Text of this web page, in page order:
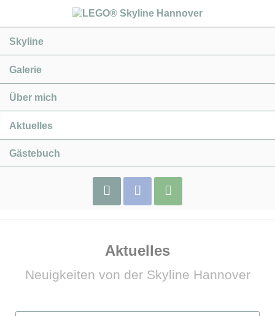
überspringen
Skyline
Galerie
Über mich
Aktuelles
Gästebuch
Flix-
Brix
Aktuelles
Neuigkeiten von der Skyline Hannover